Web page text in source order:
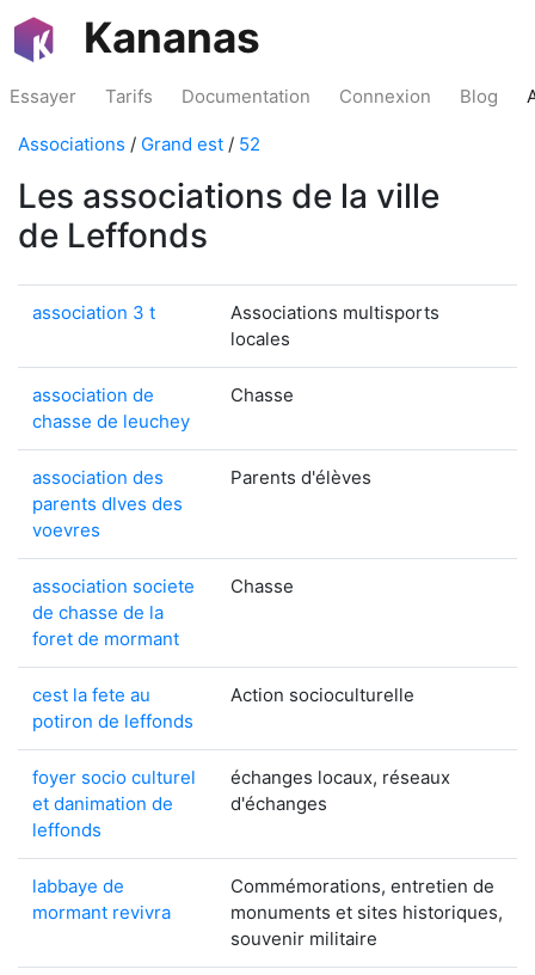
Kananas
Essayer Tarifs Documentation Connexion Blog
Associations / Grand est / 52
Les associations de la ville
de Leffonds
association 3 t
Associations multisports
locales
association de
chasse de leuchey
Chasse
association des
parents dlves des
voevres
Parents d'élèves
association societe
de chasse de la
foret de mormant
Chasse
cest la fete au
potiron de leffonds
Action socioculturelle
foyer socio culturel
et danimation de
leffonds
échanges locaux, réseaux
d'échanges
labbaye de
mormant revivra
Commémorations, entretien de
monuments et sites historiques,
souvenir militaire